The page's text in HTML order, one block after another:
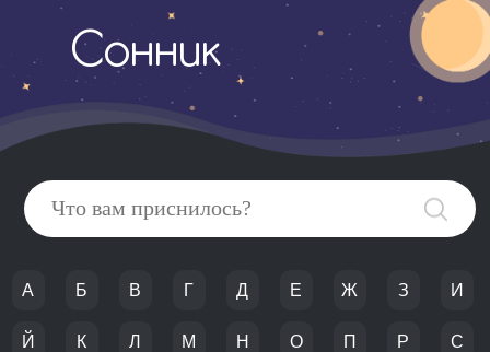
Сонник
А Б В Г Д Е Ж З И
Й К Л М Н О П Р С